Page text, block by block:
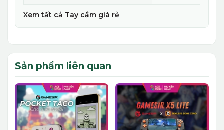
Xem tất cả Tay cầm giá rẻ
Sản phẩm liên quan